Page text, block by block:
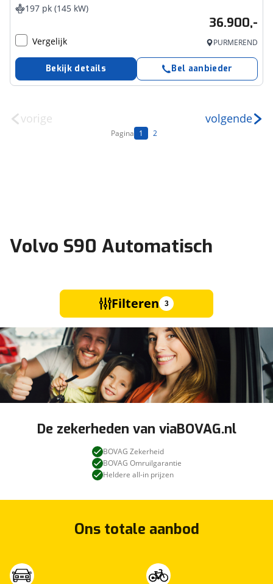
197 pk (145 kW)
36.900,-
Vergelijk PURMEREND
Bekijk details Bel aanbieder
vorige
Pagina 1 2
volgende
Volvo S90 Automatisch
Filteren 3
De zekerheden van viaBOVAG.nl
BOVAG Zekerheid
BOVAG Omruilgarantie
Heldere all-in prijzen
Ons totale aanbod